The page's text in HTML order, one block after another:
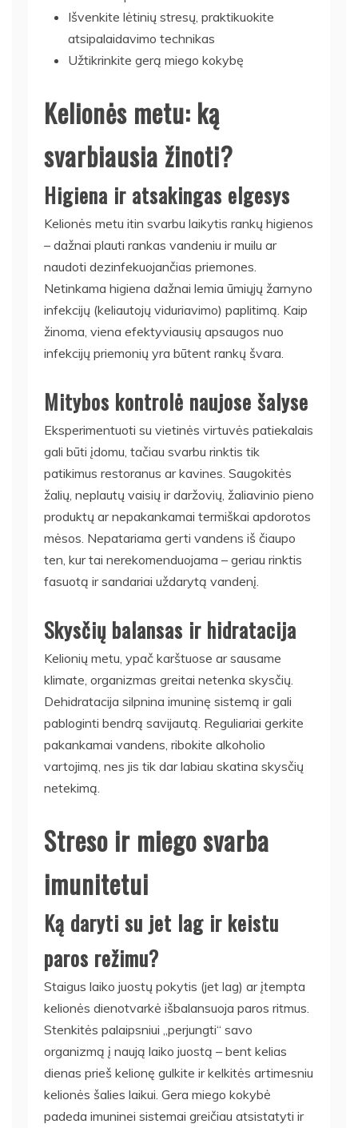
Išvenkite lėtinių stresų, praktikuokite
atsipalaidavimo technikas
Užtikrinkite gerą miego kokybę
Kelionės metu: ką
svarbiausia žinoti?
Higiena ir atsakingas elgesys
Kelionės metu itin svarbu laikytis rankų higienos
– dažnai plauti rankas vandeniu ir muilu ar
naudoti dezinfekuojančias priemones.
Netinkama higiena dažnai lemia ūmiųjų žarnyno
infekcijų (keliautojų viduriavimo) paplitimą. Kaip
žinoma, viena efektyviausių apsaugos nuo
infekcijų priemonių yra būtent rankų švara.
Mitybos kontrolė naujose šalyse
Eksperimentuoti su vietinės virtuvės patiekalais
gali būti įdomu, tačiau svarbu rinktis tik
patikimus restoranus ar kavines. Saugokitės
žalių, neplautų vaisių ir daržovių, žaliavinio pieno
produktų ar nepakankamai termiškai apdorotos
mėsos. Nepatariama gerti vandens iš čiaupo
ten, kur tai nerekomenduojama – geriau rinktis
fasuotą ir sandariai uždarytą vandenį.
Skysčių balansas ir hidratacija
Kelionių metu, ypač karštuose ar sausame
klimate, organizmas greitai netenka skysčių.
Dehidratacija silpnina imuninę sistemą ir gali
pabloginti bendrą savijautą. Reguliariai gerkite
pakankamai vandens, ribokite alkoholio
vartojimą, nes jis tik dar labiau skatina skysčių
netekimą.
Streso ir miego svarba
imunitetui
Ką daryti su jet lag ir keistu
paros režimu?
Staigus laiko juostų pokytis (jet lag) ar įtempta
kelionės dienotvarkė išbalansuoja paros ritmus.
Stenkitės palaipsniui „perjungti“ savo
organizmą į naują laiko juostą – bent kelias
dienas prieš kelionę gulkite ir kelkitės artimesniu
kelionės šalies laikui. Gera miego kokybė
padeda imuninei sistemai greičiau atsistatyti ir